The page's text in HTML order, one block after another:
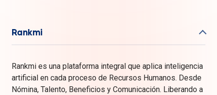
Rankmi
Rankmi es una plataforma integral que aplica inteligencia
artificial en cada proceso de Recursos Humanos. Desde
Nómina, Talento, Beneficios y Comunicación. Liberando a